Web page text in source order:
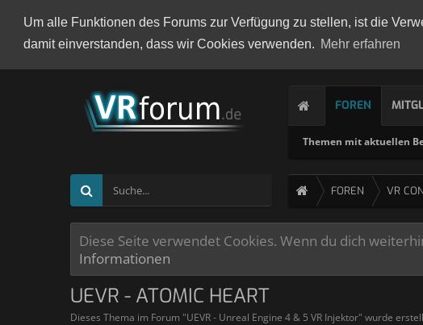
Um alle Funktionen des Forums zur Verfügung zu stellen, ist die
damit einverstanden, dass wir Cookies verwenden. Mehr erfahren
FOREN
Themen mit aktuellen
FOREN VR
Diese Seite verwendet Cookies. Wenn du dich
Informationen
UEVR - ATOMIC HEART
Dieses Thema im Forum "UEVR - Unreal Engine 4 & 5 VR Injektor" wurde